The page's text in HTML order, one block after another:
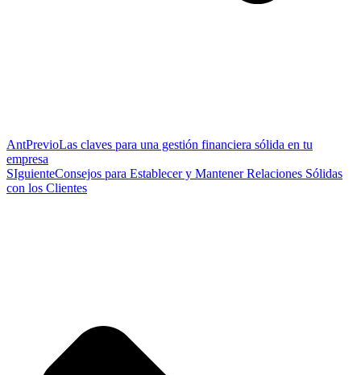
AntPrevioLas claves para una gestión financiera sólida en tu
empresa
SIguienteConsejos para Establecer y Mantener Relaciones Sólidas
con los Clientes